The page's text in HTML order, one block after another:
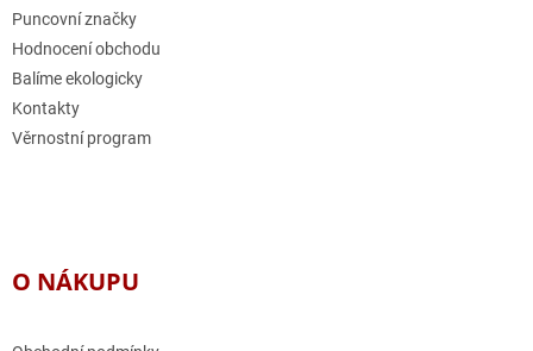
Puncovní značky
Hodnocení obchodu
Balíme ekologicky
Kontakty
Věrnostní program
O NÁKUPU